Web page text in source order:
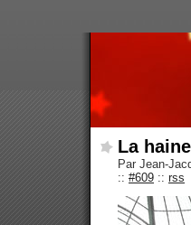
La
Par Jean-
:: #609 :: rss